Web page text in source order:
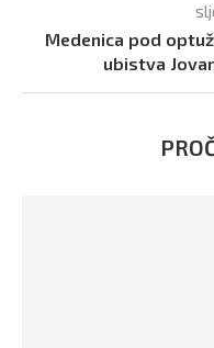
Medenica pod
ubistva